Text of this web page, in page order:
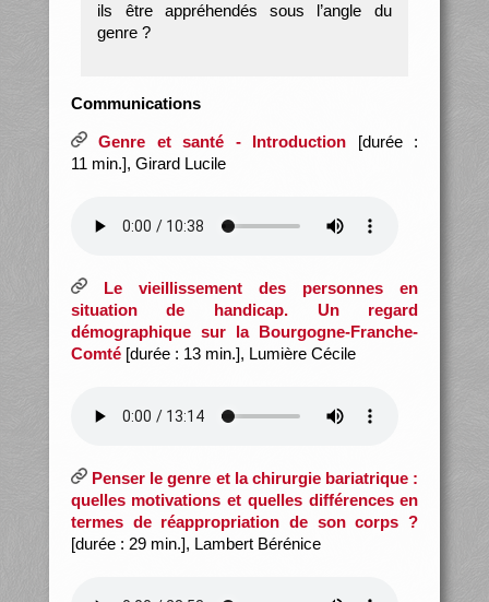
ils être appréhendés sous l’angle du
genre ?
Communications
Genre et santé - Introduction [durée :
11 min.], Girard Lucile
Le vieillissement des personnes en
situation de handicap. Un regard
démographique sur la Bourgogne-Franche-
Comté[durée : 13 min.], Lumière Cécile
Penser le genre et la chirurgie bariatrique :
quelles motivations et quelles différences en
termes de réappropriation de son corps ?
[durée : 29 min.], Lambert Bérénice